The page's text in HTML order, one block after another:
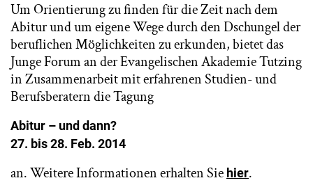
Um Orientierung zu finden für die Zeit nach dem
Abitur und um eigene Wege durch den Dschungel der
beruflichen Möglichkeiten zu erkunden, bietet das
Junge Forum an der Evangelischen Akademie Tutzing
in Zusammenarbeit mit erfahrenen Studien- und
Berufsberatern die Tagung
Abitur – und dann?
27. bis 28. Feb. 2014
an. Weitere Informationen erhalten Sie hier.